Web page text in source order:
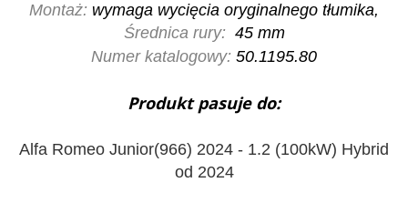
Montaż: wymaga wycięcia oryginalnego tłumika,
Średnica rury:45 mm
Numer katalogowy: 50.1195.80
Produkt pasuje do:
Alfa Romeo Junior(966) 2024 - 1.2 (100kW) Hybrid
od 2024